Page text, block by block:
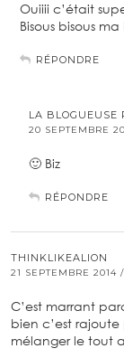
Ouiiii c’était
Bisous bisous
RÉPONDRE
LA BLOGUEUSE
20 SEPTEMBRE
🙂 Biz
RÉPONDRE
THINKLIKEALION
21 SEPTEMBRE 2014
C’est marrant
bien c’est
mélanger le tout